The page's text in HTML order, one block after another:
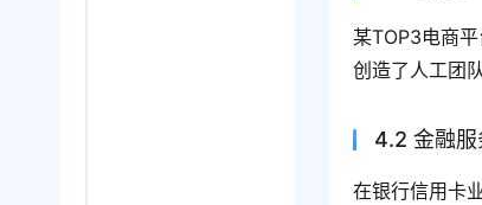
某TOP3电商
创造了人工团
4.2 金融服
在银行信用卡